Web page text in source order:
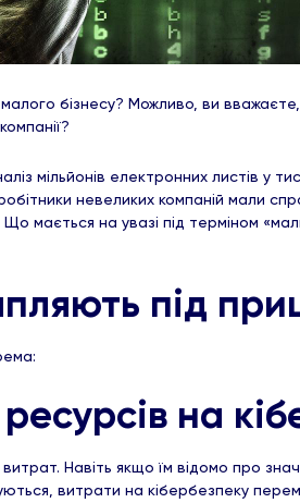
бізнесу? Можливо, ви
мільйонів електронних листів у
невеликих компаній мали
Що мається на увазі під терміном
під
на
Навіть якщо їм відомо про
витрати на кібербезпеку